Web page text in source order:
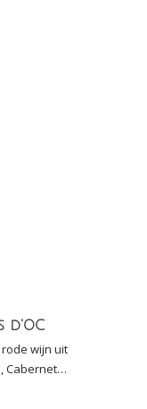
d'OC
rode wijn uit
Cabernet
in